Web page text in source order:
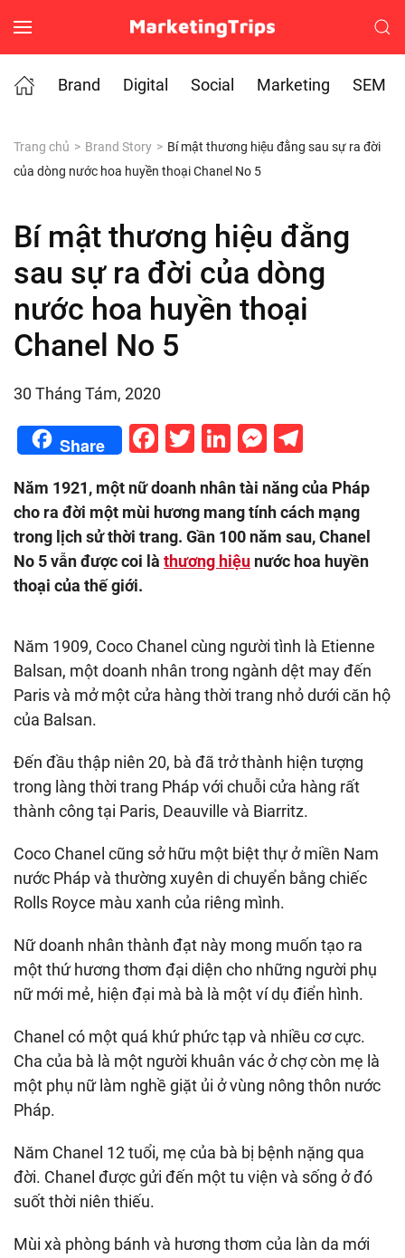
Skip to main content
Brand
Digital Social Marketing SEM
Trang chủ Brand Story
Bí mật thương hiệu đằng sau sự ra đời
của dòng nước hoa huyền thoại Chanel No 5
Bí mật thương hiệu đằng
sau sự ra đời của dòng
nước hoa huyền thoại
Chanel No 5
30 Tháng Tám, 2020
Share Facebook
Twitter
LinkedIn
Năm 1921, một nữ doanh nhân tài năng của Pháp
cho ra đời một mùi hương mang tính cách mạng
trong lịch sử thời trang. Gần 100 năm sau, Chanel
No 5 vẫn được coi là thương hiệu nước hoa huyền
thoại của thế giới.
Năm 1909, Coco Chanel cùng người tình là Etienne
Balsan, một doanh nhân trong ngành dệt may đến
Paris và mở một cửa hàng thời trang nhỏ dưới căn hộ
của Balsan.
Đến đầu thập niên 20, bà đã trở thành hiện tượng
trong làng thời trang Pháp với chuỗi cửa hàng rất
thành công tại Paris, Deauville và Biarritz.
Coco Chanel cũng sở hữu một biệt thự ở miền Nam
nước Pháp và thường xuyên di chuyển bằng chiếc
Rolls Royce màu xanh của riêng mình.
Nữ doanh nhân thành đạt này mong muốn tạo ra
một thứ hương thơm đại diện cho những người phụ
nữ mới mẻ, hiện đại mà bà là một ví dụ điển hình.
Chanel có một quá khứ phức tạp và nhiều cơ cực.
Cha của bà là một người khuân vác ở chợ còn mẹ là
một phụ nữ làm nghề giặt ủi ở vùng nông thôn nước
Pháp.
Năm Chanel 12 tuổi, mẹ của bà bị bệnh nặng qua
đời. Chanel được gửi đến một tu viện và sống ở đó
suốt thời niên thiếu.
Mùi xà phòng bánh và hương thơm của làn da mới